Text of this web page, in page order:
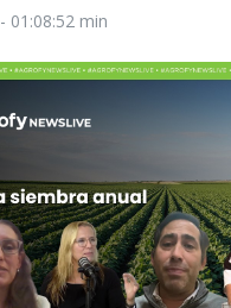
- 01:08:52 min